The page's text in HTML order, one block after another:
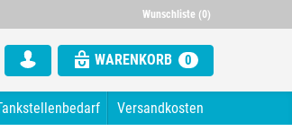
Wunschliste (0)
Alle Rechnung mit ausgewiesener
WARENKORB 0
Versandkosten